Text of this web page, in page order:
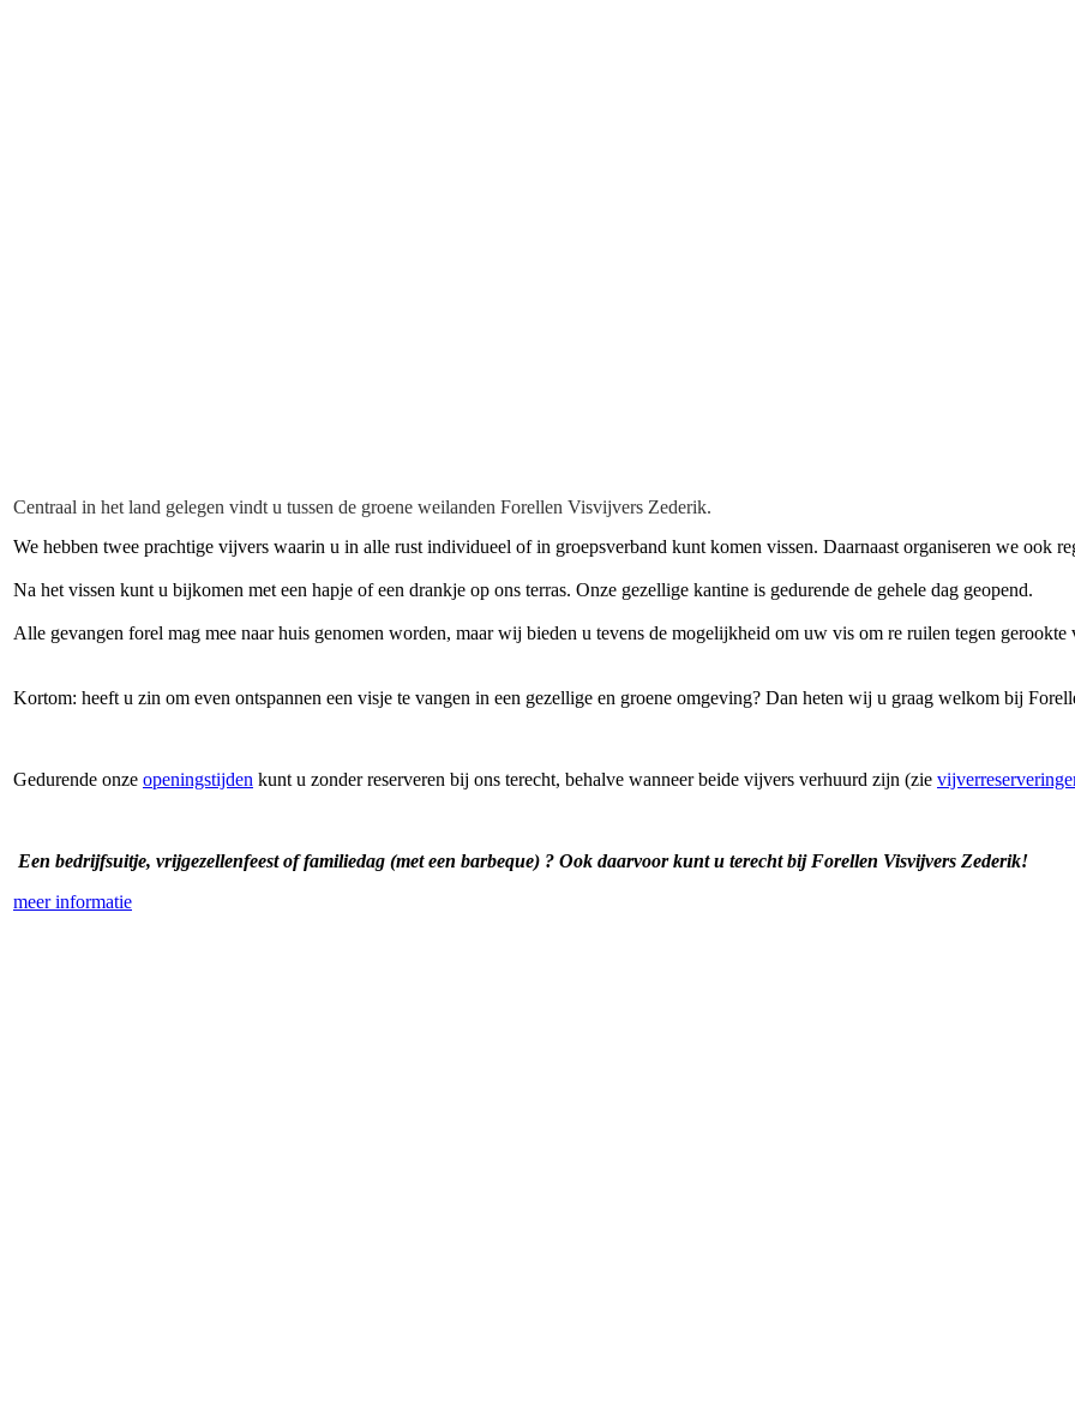
Centraal in het land gelegen vindt u tussen de groene weilanden Forellen Visvijvers Zederik.
We hebben twee prachtige vijvers waarin u in alle rust individueel of in groepsverband kunt komen vissen. Daarnaast organiseren we ook
Na het vissen kunt u bijkomen met een hapje of een drankje op ons terras. Onze gezellige kantine is gedurende de gehele dag geopend.
Alle gevangen forel mag mee naar huis genomen worden, maar wij bieden u tevens de mogelijkheid om uw vis om re ruilen tegen gerookte
Kortom: heeft u zin om even ontspannen een visje te vangen in een gezellige en groene omgeving? Dan heten wij u graag welkom bij
Gedurende onze openingstijden kunt u zonder reserveren bij ons terecht, behalve wanneer beide vijvers verhuurd zijn (zie
Een bedrijfsuitje, vrijgezellenfeest of familiedag (met een barbeque) ? Ook daarvoor kunt u terecht bij Forellen Visvijvers Zederik!
meer informatie